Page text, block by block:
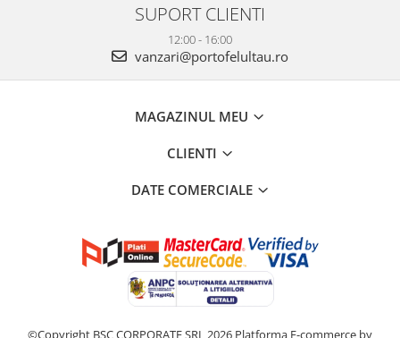
SUPORT CLIENTI
12:00 - 16:00
vanzari@portofelultau.ro
MAGAZINUL MEU
CLIENTI
DATE COMERCIALE
©Copyright BSC CORPORATE SRL 2026 Platforma E-commerce by